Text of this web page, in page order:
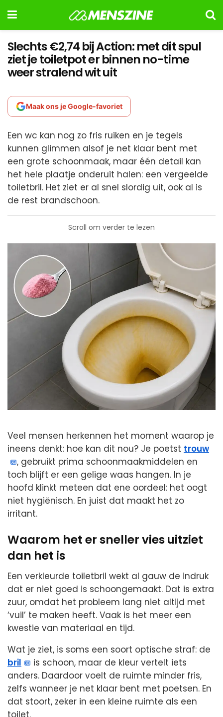
Slechts €2,74 bij Action: met dit spul
ziet je toiletpot er binnen no-time
weer stralend wit uit
Maak ons je Google-favoriet
Een wc kan nog zo fris ruiken en je tegels
kunnen glimmen alsof je net klaar bent met
een grote schoonmaak, maar één detail kan
het hele plaatje onderuit halen: een vergeelde
toiletbril. Het ziet er al snel slordig uit, ook al is
de rest brandschoon.
Scroll om verder te lezen
Veel mensen herkennen het moment waarop je
ineens denkt: hoe kan dit nou? Je poetst trouw
, gebruikt prima schoonmaakmiddelen en
toch blijft er een gelige waas hangen. In je
hoofd klinkt meteen dat ene oordeel: het oogt
niet hygiënisch. En juist dat maakt het zo
irritant.
Waarom het er sneller vies uitziet
dan het is
Een verkleurde toiletbril wekt al gauw de indruk
dat er niet goed is schoongemaakt. Dat is extra
zuur, omdat het probleem lang niet altijd met
‘vuil’ te maken heeft. Vaak is het meer een
kwestie van materiaal en tijd.
Wat je ziet, is soms een soort optische straf: de
bril
is schoon, maar de kleur vertelt iets
anders. Daardoor voelt de ruimte minder fris,
zelfs wanneer je net klaar bent met poetsen. En
dat stoort, zeker in een kleine ruimte als een
toilet.